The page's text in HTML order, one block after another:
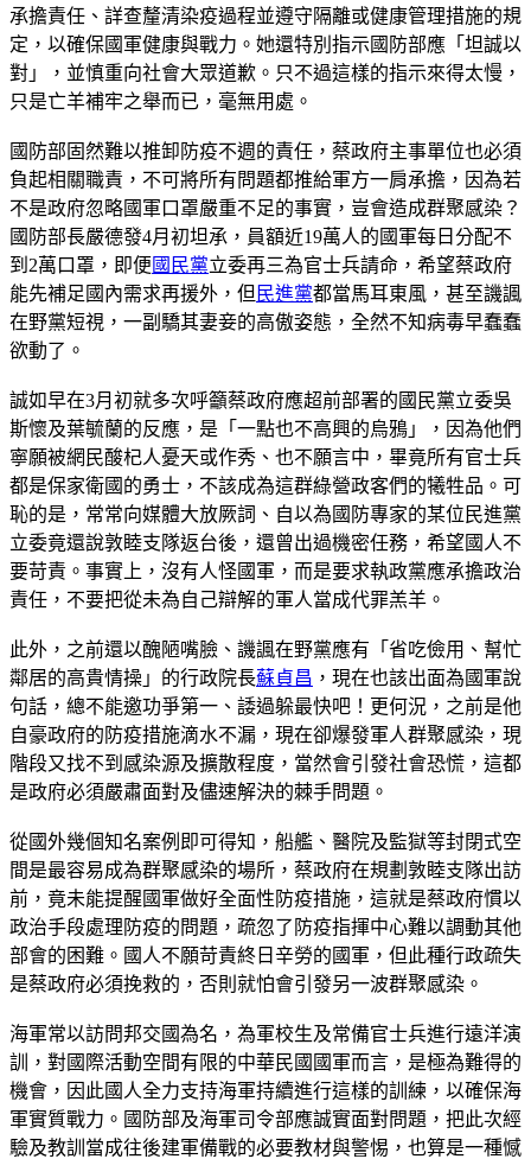
承擔責任、詳查釐清染疫過程並遵守隔離或健康管理措施的規
定，以確保國軍健康與戰力。她還特別指示國防部應「坦誠以
對」，並慎重向社會大眾道歉。只不過這樣的指示來得太慢，
只是亡羊補牢之舉而已，毫無用處。
國防部固然難以推卸防疫不週的責任，蔡政府主事單位也必須
負起相關職責，不可將所有問題都推給軍方一肩承擔，因為若
不是政府忽略國軍口罩嚴重不足的事實，豈會造成群聚感染？
國防部長嚴德發4月初坦承，員額近19萬人的國軍每日分配不
到2萬口罩，即便 國民黨立委再三為官士兵請命，希望蔡政府
能先補足國內需求再援外，但 民進黨都當馬耳東風，甚至譏諷
在野黨短視，一副驕其妻妾的高傲姿態，全然不知病毒早蠢蠢
欲動了。
誠如早在3月初就多次呼籲蔡政府應超前部署的國民黨立委吳
斯懷及葉毓蘭的反應，是「一點也不高興的烏鴉」，因為他們
寧願被網民酸杞人憂天或作秀、也不願言中，畢竟所有官士兵
都是保家衛國的勇士，不該成為這群綠營政客們的犧牲品。可
恥的是，常常向媒體大放厥詞、自以為國防專家的某位民進黨
立委竟還說敦睦支隊返台後，還曾出過機密任務，希望國人不
要苛責。事實上，沒有人怪國軍，而是要求執政黨應承擔政治
責任，不要把從未為自己辯解的軍人當成代罪羔羊。
此外，之前還以醜陋嘴臉、譏諷在野黨應有「省吃儉用、幫忙
鄰居的高貴情操」的行政院長蘇貞昌 ，現在也該出面為國軍說
句話，總不能邀功爭第一、諉過躲最快吧！更何況，之前是他
自豪政府的防疫措施滴水不漏，現在卻爆發軍人群聚感染，現
階段又找不到感染源及擴散程度，當然會引發社會恐慌，這都
是政府必須嚴肅面對及儘速解決的棘手問題。
從國外幾個知名案例即可得知，船艦、醫院及監獄等封閉式空
間是最容易成為群聚感染的場所，蔡政府在規劃敦睦支隊出訪
前，竟未能提醒國軍做好全面性防疫措施，這就是蔡政府慣以
政治手段處理防疫的問題，疏忽了防疫指揮中心難以調動其他
部會的困難。國人不願苛責終日辛勞的國軍，但此種行政疏失
是蔡政府必須挽救的，否則就怕會引發另一波群聚感染。
海軍常以訪問邦交國為名，為軍校生及常備官士兵進行遠洋演
訓，對國際活動空間有限的中華民國國軍而言，是極為難得的
機會，因此國人全力支持海軍持續進行這樣的訓練，以確保海
軍實質戰力。國防部及海軍司令部應誠實面對問題，把此次經
驗及教訓當成往後建軍備戰的必要教材與警惕，也算是一種憾